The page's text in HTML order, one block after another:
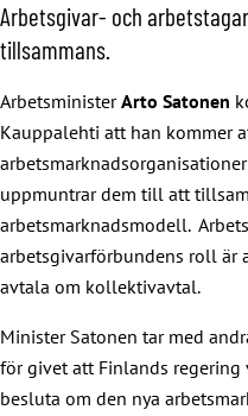
Arbetsgivar- och
tillsammans.
ArbetsministerArto Satonen
Kauppalehti att han kommer
uppmuntrar dem till att
arbetsmarknadsmodell.
arbetsgivarförbundens roll är
avtala om kollektivavtal.
Minister Satonen tar med
för givet att Finlands
besluta om den nya